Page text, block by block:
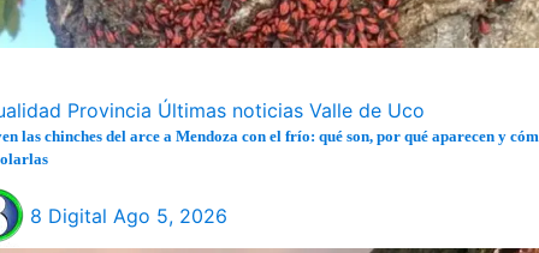
Provincia Últimas noticias Valle de Uco
las chinches del arce a Mendoza con el frío: qué son, por qué aparecen y
8 Digital Ago 5, 2026